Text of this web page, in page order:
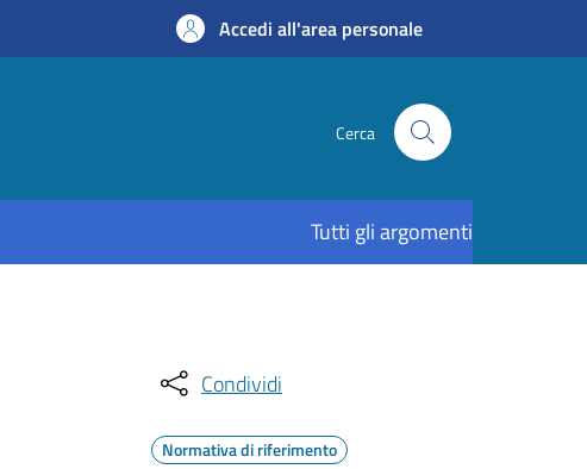
Accedi all'area personale
Cerca
Tutti gli argomenti
Condividi
Normativa di riferimento